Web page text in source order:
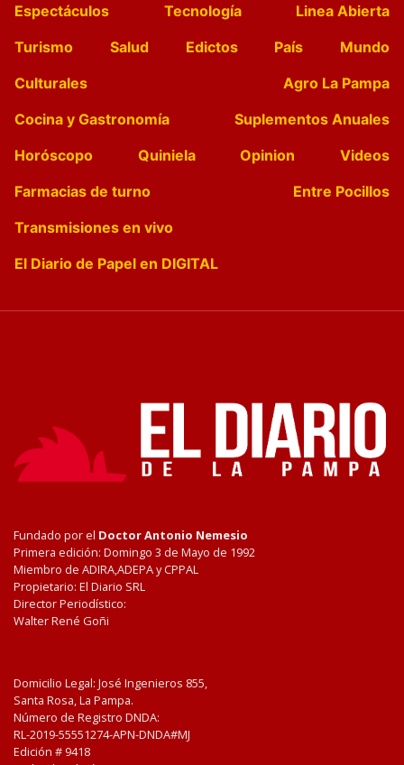
Espectáculos
Tecnología
Linea Abierta
Turismo
Salud Edictos País
Mundo
Culturales
Agro La Pampa
Cocina y Gastronomía
Suplementos Anuales
Horóscopo
Quiniela Opinion
Videos
Farmacias de turno
Entre Pocillos
Transmisiones en vivo
El Diario de Papel en DIGITAL
Fundado por el Doctor Antonio Nemesio
Primera edición: Domingo 3 de Mayo de 1992
Miembro de ADIRA,ADEPA y CPPAL
Propietario: El Diario SRL
Director Periodístico:
Walter René Goñi
Domicilio Legal: José Ingenieros 855,
Santa Rosa, La Pampa.
Número de Registro DNDA:
RL-2019-55551274-APN-DNDA#MJ
Edición # 9418